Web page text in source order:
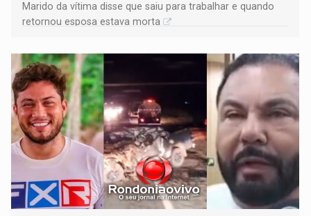
Marido da vítima disse que saiu para trabalhar e quando
retornou esposa estava morta